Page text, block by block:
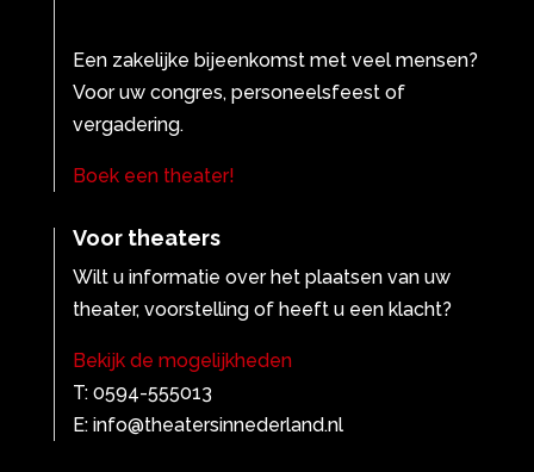
Een zakelijke bijeenkomst met veel mensen?
Voor uw congres, personeelsfeest of
vergadering.
Boek een theater!
Voor theaters
Wilt u informatie over het plaatsen van uw
theater, voorstelling of heeft u een klacht?
Bekijk de mogelijkheden
T: 0594-555013
E: info@theatersinnederland.nl